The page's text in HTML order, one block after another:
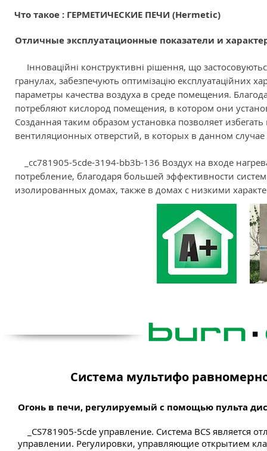
Что такое : ГЕРМЕТИЧЕСКИЕ ПЕЧИ (Hermetic)
Отличные эксплуатационные показатели и
Інноваційні конструктивні рішення, що
гранулах, забезпечують оптимізацію експлуатаційних
параметры качества воздуха в среде помещения.
потребляют кислород помещения, в котором они
Созданная таким образом установка позволяет
вентиляционных отверстий, в которых в данном случае
_cc781905-5cde-3194-bb3b-136 Воздух на входе
потребление, благодаря большей эффективности
изолированных домах, также в домах с низкими
Система мультифо
Огонь в печи, регулируемый с помощью пульта
_CS781905-5cde управление. Система BCS является
управлении. Регулировки, управляющие открытием